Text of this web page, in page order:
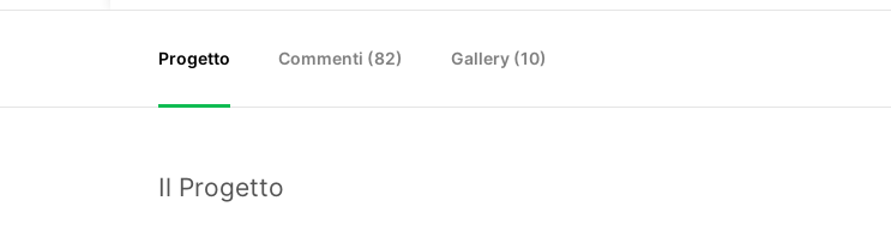
Progetto Commenti (82) Gallery (10)
Il Progetto